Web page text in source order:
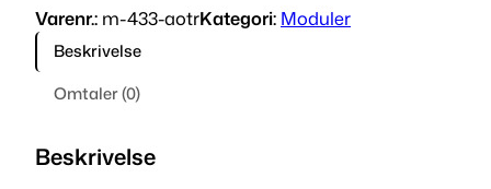
H
s
d
Varenr.: m-433-aotrKategori: Moduler
Beskrivelse
Omtaler (0)
Beskrivelse